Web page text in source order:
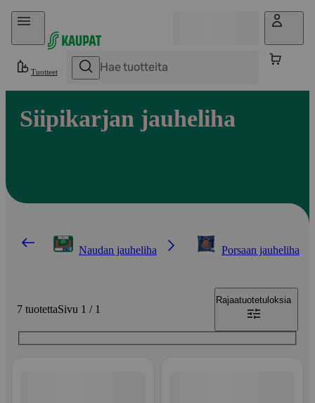
Hyppää sisältöön
Tuotteet
Siipikarjan jauheliha
Naudan jauheliha Porsaan jauheliha
7 tuotettaSivu 1 / 1
Rajaatuotetuloksia